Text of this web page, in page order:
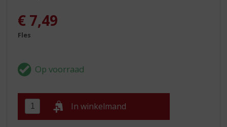
€ 7,49
Fles
In winkelmand